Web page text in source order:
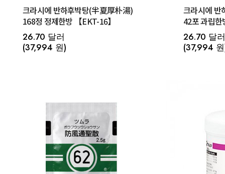
크라시에 반하후박탕(半夏厚朴湯)
168정 정제한방 【EKT-16】
26.70 달러
(37,994 원)
크라시에
42포 과립
26.70 달러
(37,994